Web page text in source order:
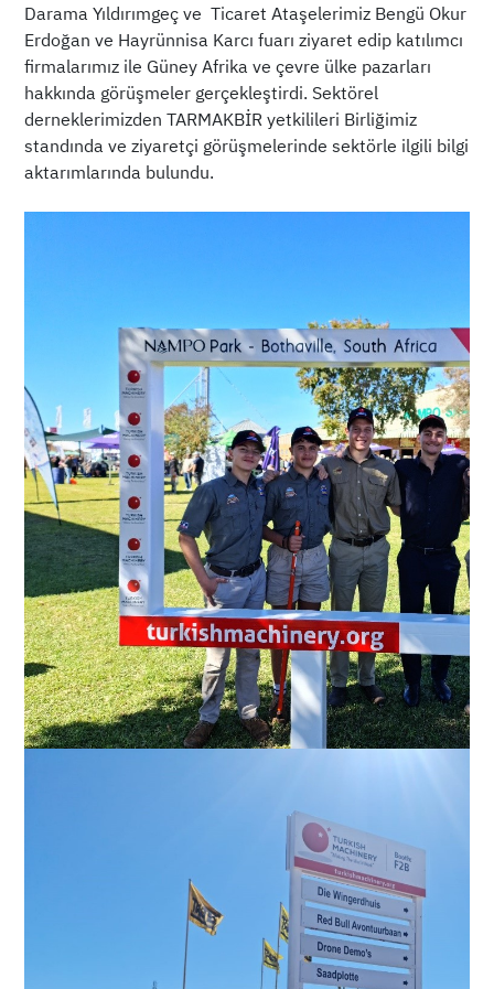
Darama Yıldırımgeç ve Ticaret Ataşelerimiz Bengü Okur
Erdoğan ve Hayrünnisa Karcı fuarı ziyaret edip katılımcı
firmalarımız ile Güney Afrika ve çevre ülke pazarları
hakkında görüşmeler gerçekleştirdi. Sektörel
derneklerimizden TARMAKBİR yetkilileri Birliğimiz
standında ve ziyaretçi görüşmelerinde sektörle ilgili bilgi
aktarımlarında bulundu.